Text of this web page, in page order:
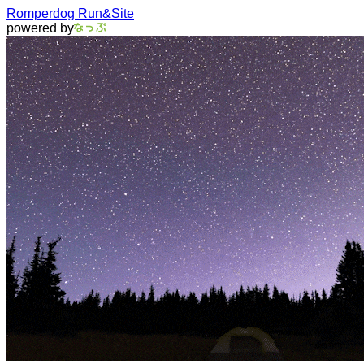
Romperdog Run&Site
powered by